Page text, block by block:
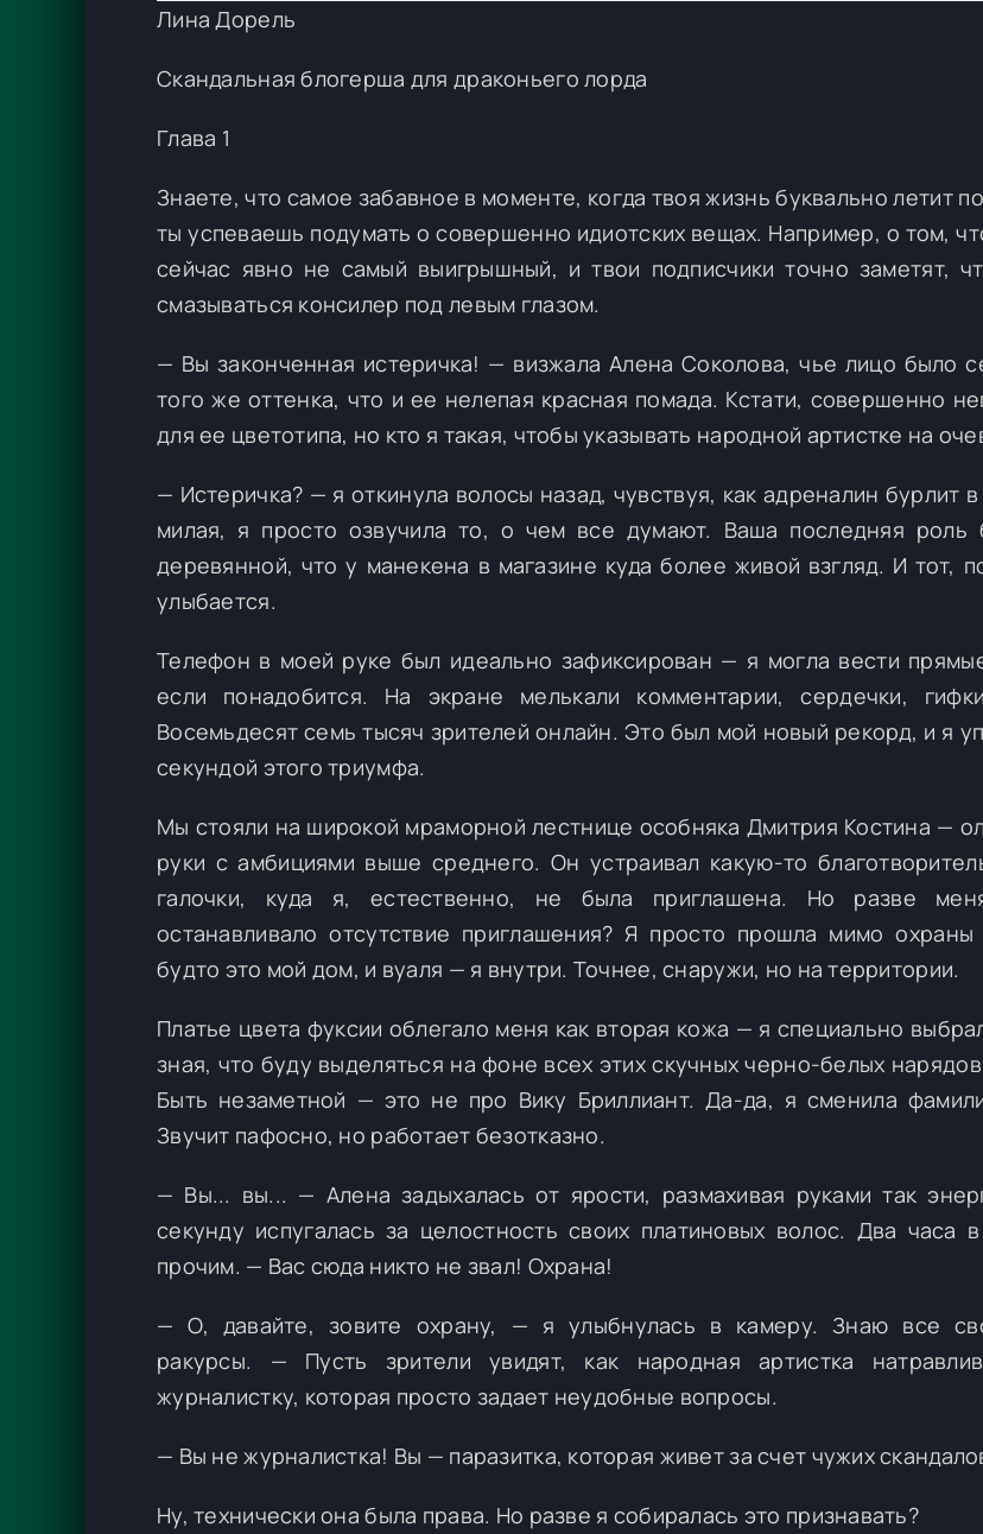
Лина Дорель
Скандальная блогерша для драконьего лорда
Глава 1
Знаете, что самое забавное в моменте, когда твоя жизнь буквально летит
ты успеваешь подумать о совершенно идиотских вещах. Например, о том,
сейчас явно не самый выигрышный, и твои подписчики точно заметят,
смазываться консилер под левым глазом.
— Вы законченная истеричка! — визжала Алена Соколова, чье лицо было
того же оттенка, что и ее нелепая красная помада. Кстати, совершенно
для ее цветотипа, но кто я такая, чтобы указывать народной артистке на
— Истеричка? — я откинула волосы назад, чувствуя, как адреналин бурлит
милая, я просто озвучила то, о чем все думают. Ваша последняя роль
деревянной, что у манекена в магазине куда более живой взгляд. И тот,
улыбается.
Телефон в моей руке был идеально зафиксирован — я могла вести
если понадобится. На экране мелькали комментарии, сердечки,
Восемьдесят семь тысяч зрителей онлайн. Это был мой новый рекорд, и я
секундой этого триумфа.
Мы стояли на широкой мраморной лестнице особняка Дмитрия Костина —
руки с амбициями выше среднего. Он устраивал какую-то
галочки, куда я, естественно, не была приглашена. Но разве
останавливало отсутствие приглашения? Я просто прошла мимо
будто это мой дом, и вуаля — я внутри. Точнее, снаружи, но на территории.
Платье цвета фуксии облегало меня как вторая кожа — я специально
зная, что буду выделяться на фоне всех этих скучных черно-белых
Быть незаметной — это не про Вику Бриллиант. Да-да, я сменила
Звучит пафосно, но работает безотказно.
— Вы... вы... — Алена задыхалась от ярости, размахивая руками так
секунду испугалась за целостность своих платиновых волос. Два часа
прочим. — Вас сюда никто не звал! Охрана!
— О, давайте, зовите охрану, — я улыбнулась в камеру. Знаю все
ракурсы. — Пусть зрители увидят, как народная артистка
журналистку, которая просто задает неудобные вопросы.
— Вы не журналистка! Вы — паразитка, которая живет за счет чужих
Ну, технически она была права. Но разве я собиралась это признавать?